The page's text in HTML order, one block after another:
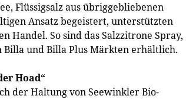
Flüssigsalz aus übriggebliebenen
Ansatz begeistert, unterstützten
Handel. So sind das Salzzitrone Spray,
und Billa Plus Märkten erhältlich.
Hoad“
der Haltung von Seewinkler Bio-